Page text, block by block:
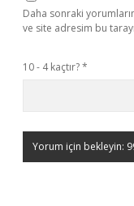
Daha sonraki
ve site adresim bu
10 - 4 kaçtır?*